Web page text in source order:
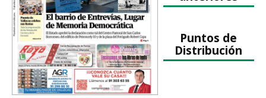
Puntos de
Distribución